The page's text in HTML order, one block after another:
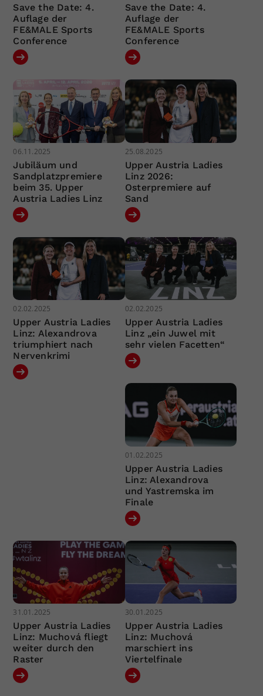
Save the Date: 4.
Auflage der
FE&MALE Sports
Conference
Save the Date: 4.
Auflage der
FE&MALE Sports
Conference
06.11.2025
Jubiläum und
Sandplatzpremiere
beim 35. Upper
Austria Ladies Linz
25.08.2025
Upper Austria Ladies
Linz 2026:
Osterpremiere auf
Sand
02.02.2025
Upper Austria Ladies
Linz: Alexandrova
triumphiert nach
Nervenkrimi
02.02.2025
Upper Austria Ladies
Linz „ein Juwel mit
sehr vielen Facetten“
01.02.2025
Upper Austria Ladies
Linz: Alexandrova
und Yastremska im
Finale
31.01.2025
Upper Austria Ladies
Linz: Muchová fliegt
weiter durch den
Raster
30.01.2025
Upper Austria Ladies
Linz: Muchová
marschiert ins
Viertelfinale